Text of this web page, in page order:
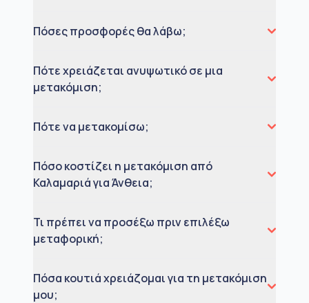
Πόσες προσφορές θα λάβω;
Πότε χρειάζεται ανυψωτικό σε μια
μετακόμιση;
Πότε να μετακομίσω;
Πόσο κοστίζει η μετακόμιση από
Καλαμαριά για Άνθεια;
Τι πρέπει να προσέξω πριν επιλέξω
μεταφορική;
Πόσα κουτιά χρειάζομαι για τη μετακόμιση
μου;